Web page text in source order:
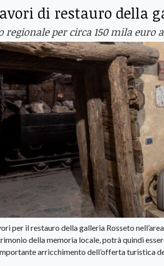
di restauro della
per circa 150 mila euro
per il restauro della galleria Rosseto
della memoria locale, potrà quindi
arricchimento dell’offerta turistica